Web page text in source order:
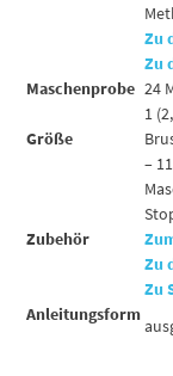
Zu
Zu
Maschenprobe 24
Größe
1
–
Zubehör
Zu
Zu
Anleitungsform